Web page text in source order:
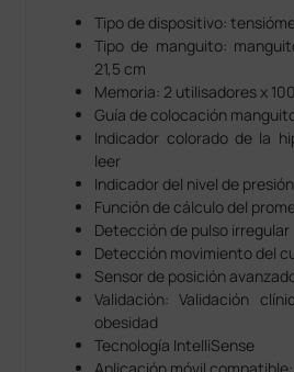
Tipo de dispositivo:
Tipo de manguito:
21,5 cm
Memoria: 2 utilisadores x
Guía de colocación
Indicador colorado de la
leer
Indicador del nivel de
Función de cálculo del
Detección de pulso irregular
Detección movimiento del
Sensor de posición
Validación: Validación
obesidad
Tecnología IntelliSense